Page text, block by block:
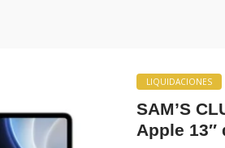
LIQUIDACIONES
SAM’S
Apple 13″